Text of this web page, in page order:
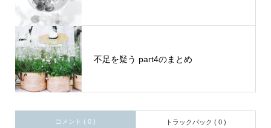
不足を疑う part4のまとめ
コメント ( 0 ) トラックバック ( 0 )